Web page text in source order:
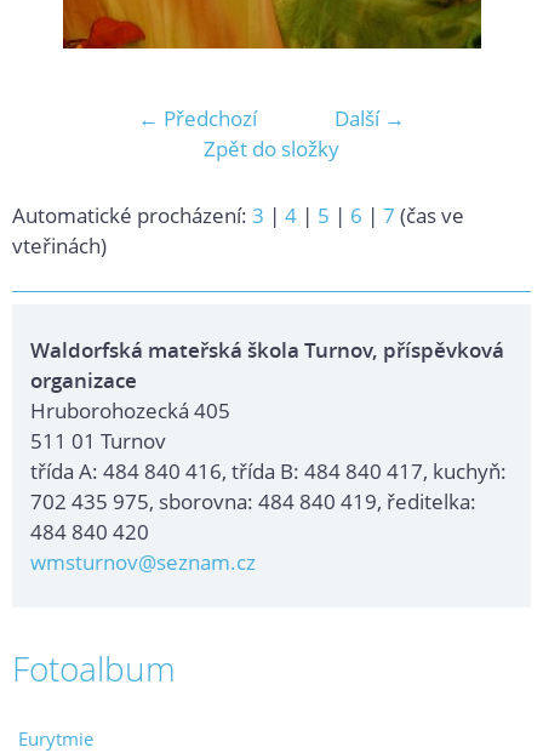
← Předchozí
Další →
Zpět do složky
Automatické procházení: 3 | 4 | 5 | 6 | 7 (čas ve
vteřinách)
Waldorfská mateřská škola Turnov, příspěvková
organizace
Hruborohozecká 405
511 01 Turnov
třída A: 484 840 416, třída B: 484 840 417, kuchyň:
702 435 975, sborovna: 484 840 419, ředitelka:
484 840 420
wmsturnov@seznam.cz
Fotoalbum
Eurytmie